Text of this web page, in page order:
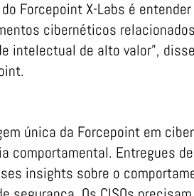
do Forcepoint X-Labs é
cibernéticos
intelectual de alto valor”,
única da Forcepoint em
comportamental. Entregues
insights sobre o